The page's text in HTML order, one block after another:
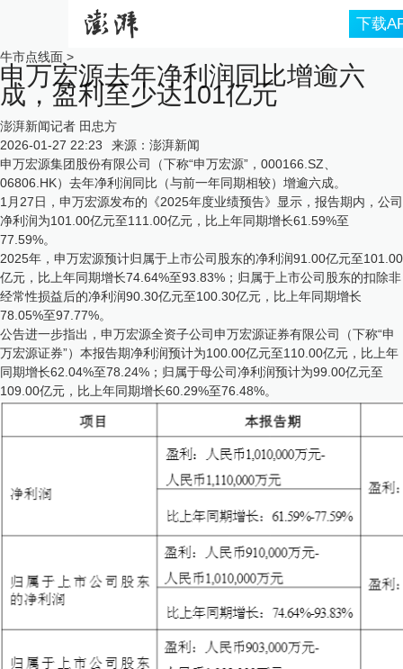
下载
牛市点线面 >
申万宏源去年净利润同比增逾六
成，盈利至少达101亿元
澎湃新闻记者 田忠方
2026-01-27 22:23
来源： 澎湃新闻
申万宏源集团股份有限公司（下称“申万宏源”，000166.SZ、
06806.HK）去年净利润同比（与前一年同期相较）增逾六成。
1月27日，申万宏源发布的《2025年度业绩预告》显示，报告期内，公司
净利润为101.00亿元至111.00亿元，比上年同期增长61.59%至
77.59%。
2025年，申万宏源预计归属于上市公司股东的净利润91.00亿元至101.00
亿元，比上年同期增长74.64%至93.83%；归属于上市公司股东的扣除非
经常性损益后的净利润90.30亿元至100.30亿元，比上年同期增长
78.05%至97.77%。
公告进一步指出，申万宏源全资子公司申万宏源证券有限公司（下称“申
万宏源证券”）本报告期净利润预计为100.00亿元至110.00亿元，比上年
同期增长62.04%至78.24%；归属于母公司净利润预计为99.00亿元至
109.00亿元，比上年同期增长60.29%至76.48%。